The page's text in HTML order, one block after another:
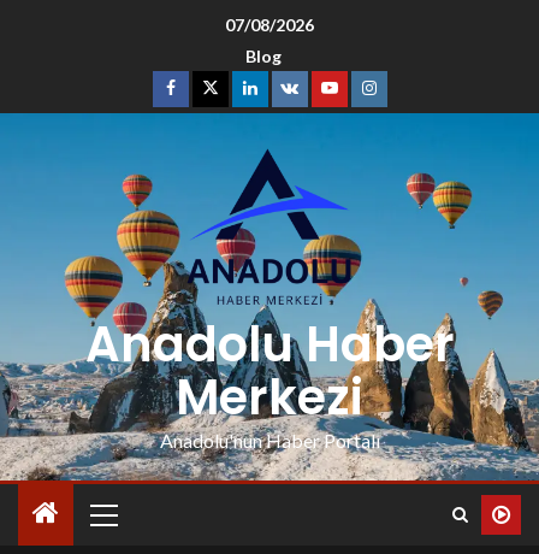
07/08/2026
Blog
Anadolu Haber
Merkezi
Anadolu'nun Haber Portalı